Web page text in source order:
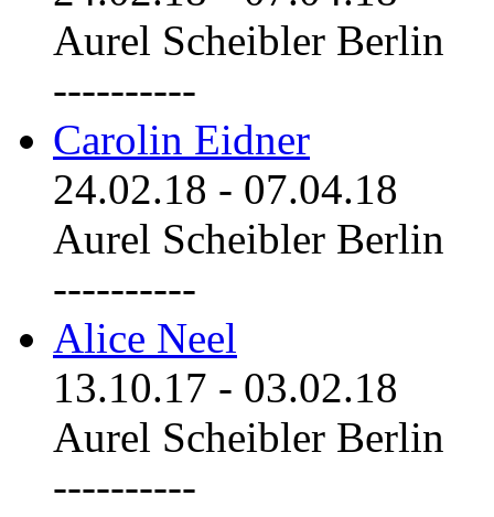
Aurel Scheibler Berlin
----------
Carolin Eidner
24.02.18 - 07.04.18
Aurel Scheibler Berlin
----------
Alice Neel
13.10.17 - 03.02.18
Aurel Scheibler Berlin
----------